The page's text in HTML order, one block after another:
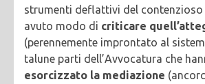
strumenti deflattivi del contenzioso
avuto modo di criticare
(perennemente improntato al
talune parti dell’Avvocatura che
esorcizzato la mediazione